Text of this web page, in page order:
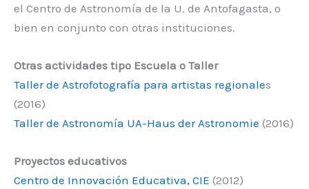
el Centro de Astronomía de la U. de Antofagasta, o
bien en conjunto con otras instituciones.
Otras actividades tipo Escuela o Taller
Taller de Astrofotografía para artistas regionales
(2016)
Taller de Astronomía UA-Haus der Astronomie (2016)
Proyectos educativos
Centro de Innovación Educativa, CIE (2012)